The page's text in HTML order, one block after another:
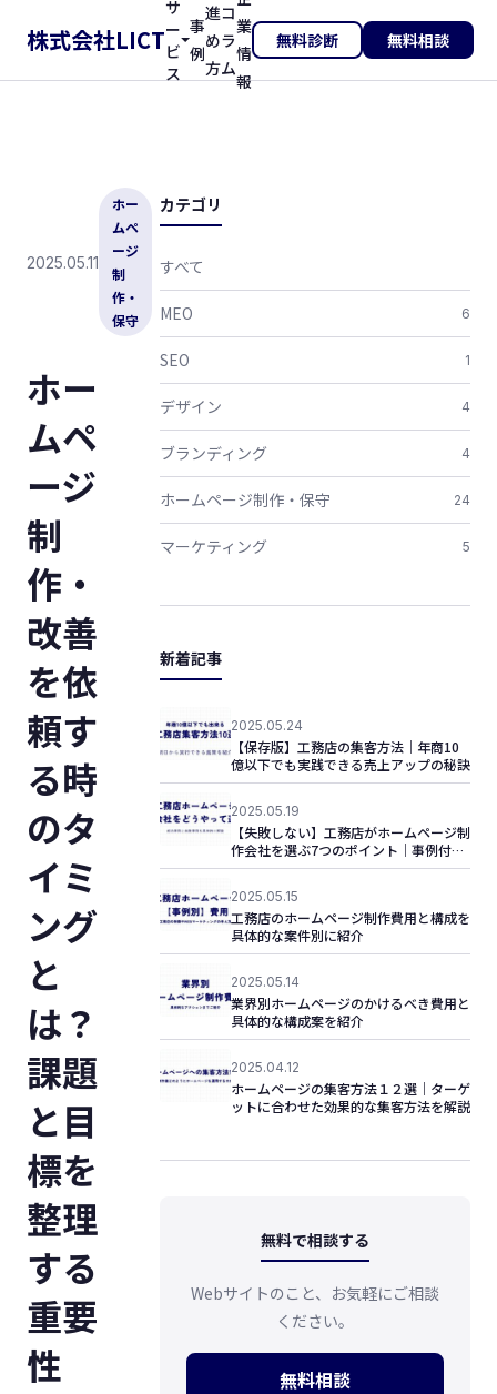
株式会社LICT
サ
ー
ビ
ス
事
例
進
め
方
コ
ラ
ム
業
情
報
無料診断 無料相談
2025.05.11
ホー
ムペ
ージ
制
作・
保守
ホー
ムペ
ージ
制
作・
改善
を依
頼す
る時
のタ
イミ
ング
と
は？
課題
と目
標を
整理
する
重要
性
カテゴリ
すべて
MEO 6
SEO 1
デザイン 4
ブランディング 4
ホームページ制作・保守 24
マーケティング 5
新着記事
2025.05.24
【保存版】工務店の集客方法｜年商10
億以下でも実践できる売上アップの秘訣
2025.05.19
【失敗しない】工務店がホームページ制
作会社を選ぶ7つのポイント｜事例付き
で解説！
2025.05.15
工務店のホームページ制作費用と構成を
具体的な案件別に紹介
2025.05.14
業界別ホームページのかけるべき費用と
具体的な構成案を紹介
2025.04.12
ホームページの集客方法１２選｜ターゲ
ットに合わせた効果的な集客方法を解説
無料で相談する
Webサイトのこと、お気軽にご相談
ください。
無料相談